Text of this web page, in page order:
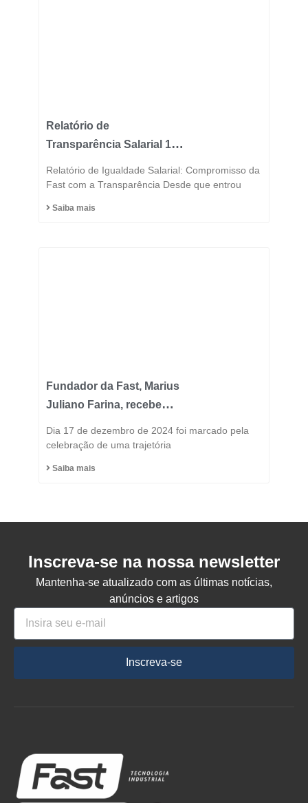
Relatório de
Transparência Salarial 1º
Relatório de Igualdade Salarial: Compromisso da
Fast com a Transparência Desde que entrou
Saiba mais
Fundador da Fast, Marius
Juliano Farina, recebe
Honorário do Município
Dia 17 de dezembro de 2024 foi marcado pela
celebração de uma trajetória
Saiba mais
Inscreva-se na nossa newsletter
Mantenha-se atualizado com as últimas notícias,
anúncios e artigos
Inscreva-se